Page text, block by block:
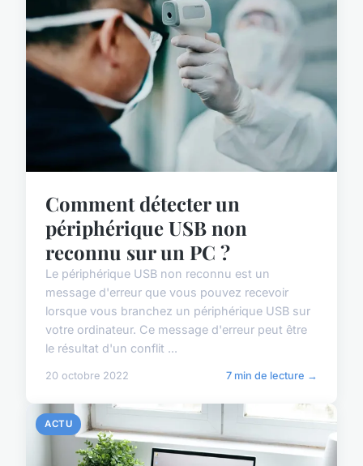
Comment détecter un
périphérique USB non
reconnu sur un PC ?
Le périphérique USB non reconnu est un
message d'erreur que vous pouvez recevoir
lorsque vous branchez un périphérique USB sur
votre ordinateur. Ce message d'erreur peut être
le résultat d'un conflit ...
20 octobre 2022 7 min de lecture →
ACTU